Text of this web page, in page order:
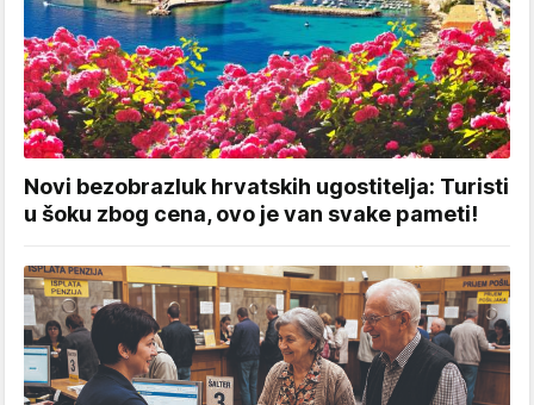
Novi bezobrazluk hrvatskih ugostitelja: Turisti
u šoku zbog cena, ovo je van svake pameti!